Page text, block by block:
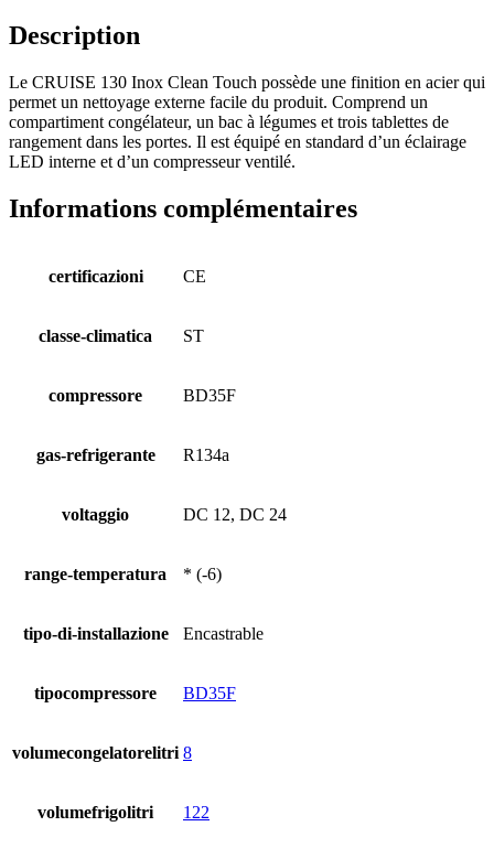
Description
Le CRUISE 130 Inox Clean Touch possède une finition en acier qui
permet un nettoyage externe facile du produit. Comprend un
compartiment congélateur, un bac à légumes et trois tablettes de
rangement dans les portes. Il est équipé en standard d’un éclairage
LED interne et d’un compresseur ventilé.
Informations complémentaires
certificazioni CE
classe-climatica ST
compressore BD35F
gas-refrigerante R134a
voltaggio DC 12, DC 24
range-temperatura * (-6)
tipo-di-installazione Encastrable
tipocompressore BD35F
volumecongelatorelitri 8
volumefrigolitri 122